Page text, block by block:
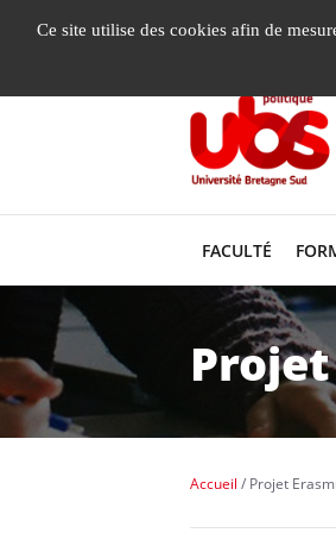
FACULTÉ
Accueil Projet
Ce site utilise des cookies afin de